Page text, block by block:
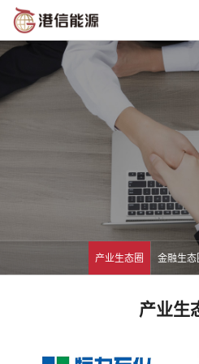
产业生态圈 金融生态
产业生